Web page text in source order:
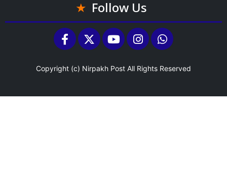
Follow Us
Copyright (c) Nirpakh Post All Rights Reserved